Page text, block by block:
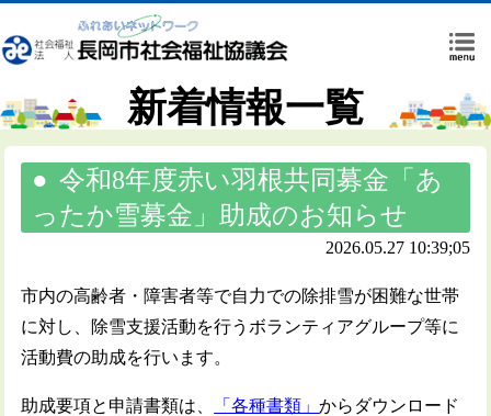
新着情報一覧
令和8年度赤い羽根共同募金「あ
ったか雪募金」助成のお知らせ
2026.05.27 10:39;05
市内の高齢者・障害者等で自力での除排雪が困難な世帯
に対し、除雪支援活動を行うボランティアグループ等に
活動費の助成を行います。
助成要項と申請書類は、 「各種書類」からダウンロード